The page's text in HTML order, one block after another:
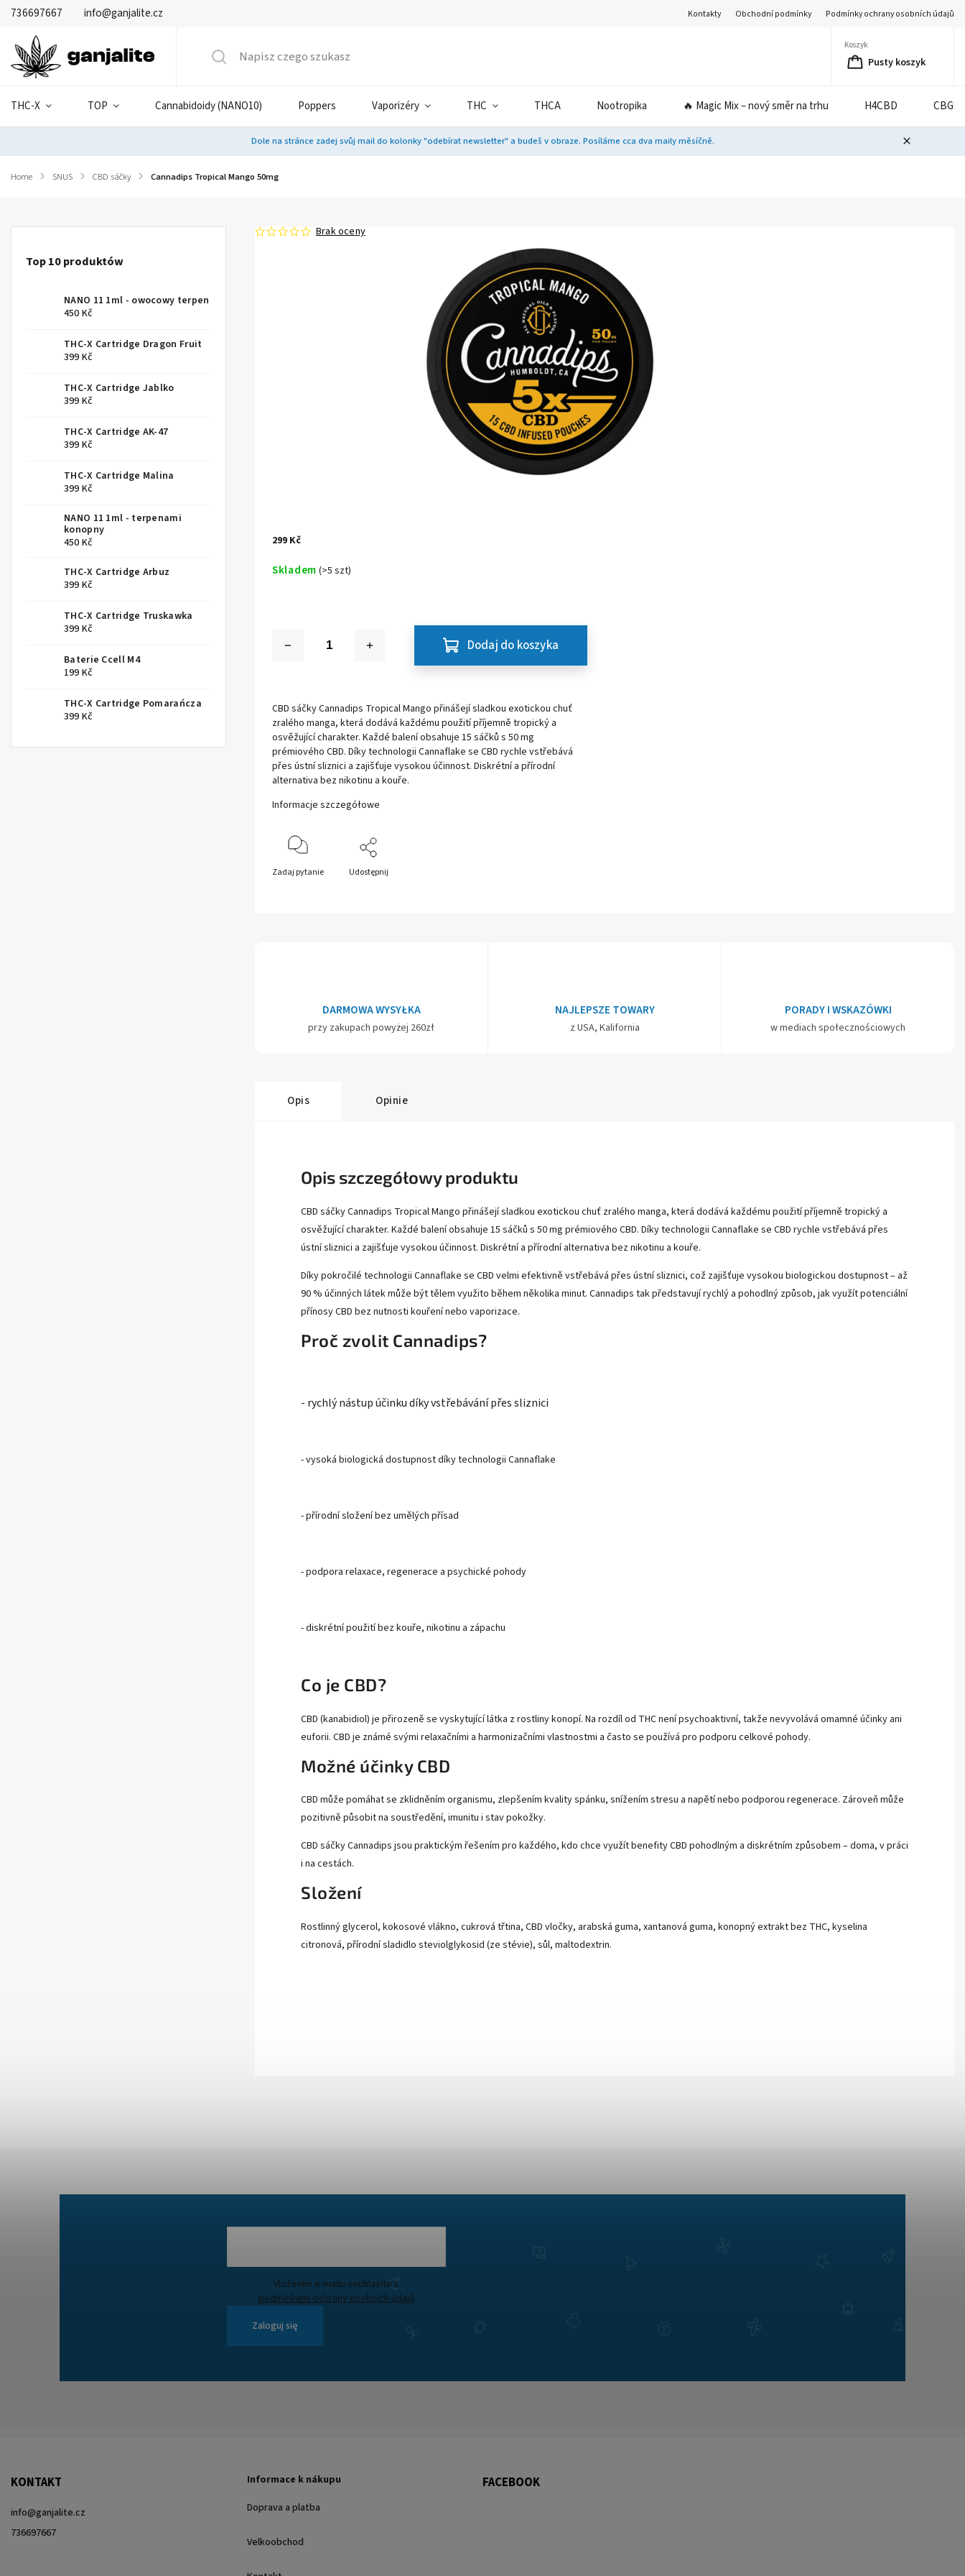
736697667 info@ganjalite.cz Kontakty Obchodní podmínky Podmínky ochrany osobních údajů
Koszyk
Pusty koszyk
THC-X TOP Cannabidoidy (NANO10) Poppers Vaporizéry THC THCA Nootropika 🔥 Magic Mix – nový směr na trhu H4CBD CBG9
Dole na stránce zadej svůj mail do kolonky "odebírat newsletter" a budeš v obraze. Posíláme cca dva maily měsíčně.
Home / SNUS / CBD sáčky / Cannadips Tropical Mango 50mg
Top 10 produktów
NANO 11 1ml - owocowy terpen
450 Kč
THC-X Cartridge Dragon Fruit
399 Kč
THC-X Cartridge Jablko
399 Kč
THC-X Cartridge AK-47
399 Kč
THC-X Cartridge Malina
399 Kč
NANO 11 1ml - terpenami
konopny
450 Kč
THC-X Cartridge Arbuz
399 Kč
THC-X Cartridge Truskawka
399 Kč
Baterie Ccell M4
199 Kč
THC-X Cartridge Pomarańcza
399 Kč
Brak oceny
299 Kč
Skladem (>5 szt)
Dodaj do koszyka
CBD sáčky Cannadips Tropical Mango přinášejí sladkou exotickou chuť
zralého manga, která dodává každému použití příjemně tropický a
osvěžující charakter. Každé balení obsahuje 15 sáčků s 50 mg
prémiového CBD. Díky technologii Cannaflake se CBD rychle vstřebává
přes ústní sliznici a zajišťuje vysokou účinnost. Diskrétní a přírodní
alternativa bez nikotinu a kouře.
Informacje szczegółowe
Zadaj pytanie Udostępnij
DARMOWA WYSYŁKA
przy zakupach powyżej 260zł
NAJLEPSZE TOWARY
z USA, Kalifornia
PORADY I WSKAZÓWKI
w mediach społecznościowych
Opis Opinie
Opis szczegółowy produktu
CBD sáčky Cannadips Tropical Mango přinášejí sladkou exotickou chuť zralého manga, která dodává každému použití příjemně tropický a
osvěžující charakter. Každé balení obsahuje 15 sáčků s 50 mg prémiového CBD. Díky technologii Cannaflake se CBD rychle vstřebává přes
ústní sliznici a zajišťuje vysokou účinnost. Diskrétní a přírodní alternativa bez nikotinu a kouře.
Díky pokročilé technologii Cannaflake se CBD velmi efektivně vstřebává přes ústní sliznici, což zajišťuje vysokou biologickou dostupnost – až
90 % účinných látek může být tělem využito během několika minut. Cannadips tak představují rychlý a pohodlný způsob, jak využít potenciální
přínosy CBD bez nutnosti kouření nebo vaporizace.
Proč zvolit Cannadips?
- rychlý nástup účinku díky vstřebávání přes sliznici
- vysoká biologická dostupnost díky technologii Cannaflake
- přírodní složení bez umělých přísad
- podpora relaxace, regenerace a psychické pohody
- diskrétní použití bez kouře, nikotinu a zápachu
Co je CBD?
CBD (kanabidiol) je přirozeně se vyskytující látka z rostliny konopí. Na rozdíl od THC není psychoaktivní, takže nevyvolává omamné účinky ani
euforii. CBD je známé svými relaxačními a harmonizačními vlastnostmi a často se používá pro podporu celkové pohody.
Možné účinky CBD
CBD může pomáhat se zklidněním organismu, zlepšením kvality spánku, snížením stresu a napětí nebo podporou regenerace. Zároveň může
pozitivně působit na soustředění, imunitu i stav pokožky.
CBD sáčky Cannadips jsou praktickým řešením pro každého, kdo chce využít benefity CBD pohodlným a diskrétním způsobem – doma, v práci
i na cestách.
Složení
Rostlinný glycerol, kokosové vlákno, cukrová třtina, CBD vločky, arabská guma, xantanová guma, konopný extrakt bez THC, kyselina
citronová, přírodní sladidlo steviolglykosid (ze stévie), sůl, maltodextrin.
podmínkami ochrany osobních údajů
Zaloguj się
KONTAKT
info@ganjalite.cz
736697667
Informace k nákupu
Doprava a platba
Velkoobchod
FACEBOOK